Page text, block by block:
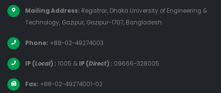
Mailing Address: Registrar, Dhaka University of Engineering &
Technology, Gazipur, Gazipur-1707, Bangladesh
Phone: +88-02-49274003
IP (Local) : 1005 & IP (Direct) : 09666-328005
Fax: +88-02-49274001-02